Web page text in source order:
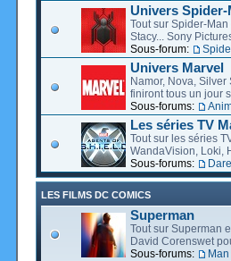
Univers Spider-
Tout sur Spider-
Stacy... Sony
Sous-forum:
Univers Marvel
Namor, Nova, Silver
finiront tous un jour
Sous-forums:
Les séries TV
Tout sur les séries
WandaVision, Loki,
Sous-forums:
LES FILMS DC COMICS
Superman
Tout sur Superman
David Corenswet
Sous-forums: